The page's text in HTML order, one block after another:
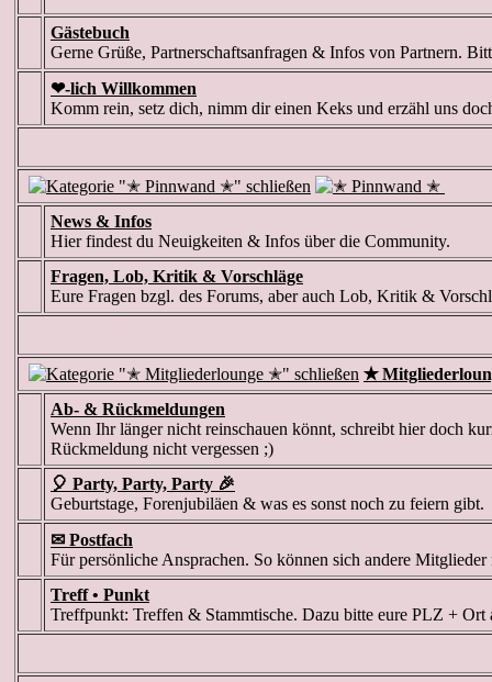
Gästebuch
Gerne Grüße, Partnerschaftsanfragen & Infos von Partnern.
❤-lich Willkommen
Komm rein, setz dich, nimm dir einen Keks und erzähl uns
News & Infos
Hier findest du Neuigkeiten & Infos über die Community.
Fragen, Lob, Kritik & Vorschläge
Eure Fragen bzgl. des Forums, aber auch Lob, Kritik &
✭
Ab- & Rückmeldungen
Wenn Ihr länger nicht reinschauen könnt, schreibt hier doch
Rückmeldung nicht vergessen ;)
🎈 Party, Party, Party 🎉
Geburtstage, Forenjubiläen & was es sonst noch zu feiern gibt.
✉ Postfach
Für persönliche Ansprachen. So können sich andere
Treff • Punkt
Treffpunkt: Treffen & Stammtische. Dazu bitte eure PLZ +